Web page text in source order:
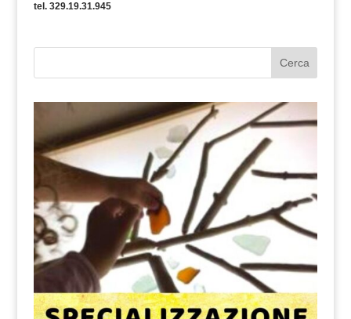
tel. 329.19.31.945
Cerca